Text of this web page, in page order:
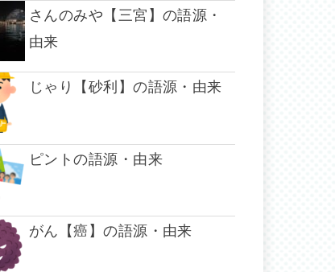
さんのみや【三宮】の語源・
由来
じゃり【砂利】の語源・由来
ピントの語源・由来
がん【癌】の語源・由来